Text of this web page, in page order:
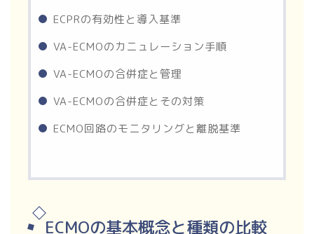
ECPRの有効性と導入基準
VA-ECMOのカニュレーション手順
VA-ECMOの合併症と管理
VA-ECMOの合併症とその対策
ECMO回路のモニタリングと離脱基準
ECMOの基本概念と種類の比較